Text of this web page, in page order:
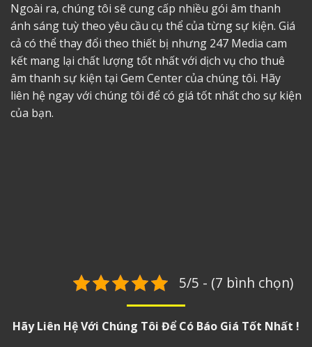
Ngoài ra, chúng tôi sẽ cung cấp nhiều gói âm thanh
ánh sáng tuỳ theo yêu cầu cụ thể của từng sự kiện. Giá
cả có thể thay đổi theo thiết bị nhưng 247 Media cam
kết mang lại chất lượng tốt nhất với dịch vụ cho thuê
âm thanh sự kiện tại Gem Centercủa chúng tôi. Hãy
liên hệ ngay với chúng tôi để có giá tốt nhất cho sự kiện
của bạn.
5/5 - (7 bình chọn)
Hãy Liên Hệ Với Chúng Tôi Để Có Báo Giá Tốt Nhất !